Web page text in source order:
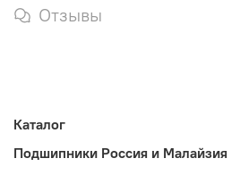
Отзывы
Каталог
Подшипники Россия и Малайзия